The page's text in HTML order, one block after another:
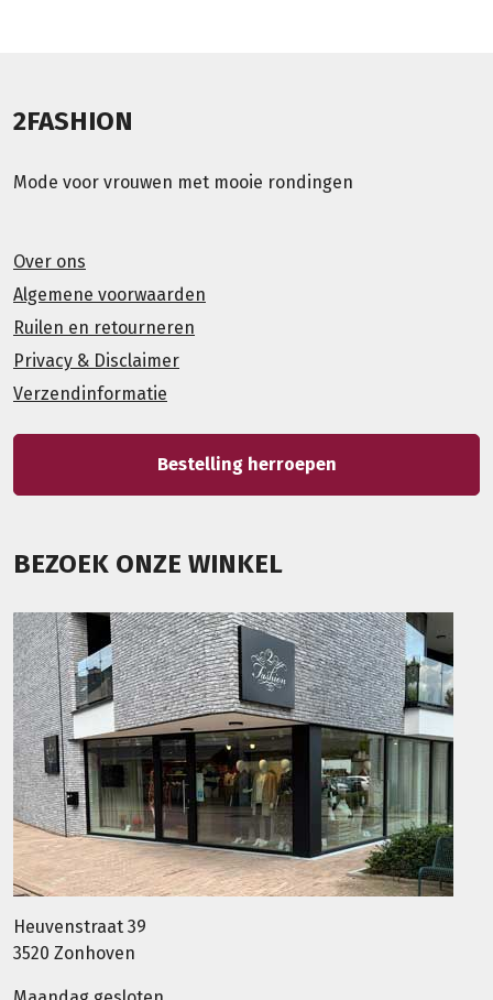
2FASHION
Mode voor vrouwen met mooie rondingen
Over ons
Algemene voorwaarden
Ruilen en retourneren
Privacy & Disclaimer
Verzendinformatie
Bestelling herroepen
BEZOEK ONZE WINKEL
Heuvenstraat 39
3520 Zonhoven